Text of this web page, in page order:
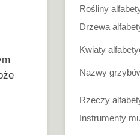
Rośliny
Drzewa
Kwiaty
Nazwy
Rzeczy
Instrumenty